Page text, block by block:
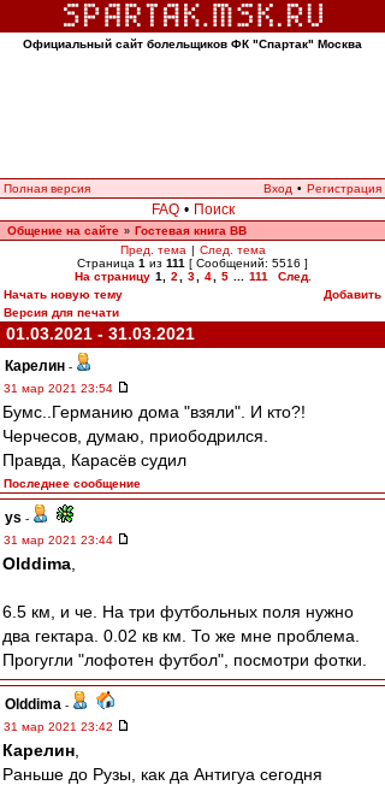
Официальный сайт болельщиков ФК "Спартак" Москва
Полная версия Вход • Регистрация
FAQ • Поиск
Общение на сайте » Гостевая книга ВВ
Пред. тема | След. тема
Страница 1 из 111 [ Сообщений: 5516 ]
На страницу 1 2 3 4 5 111
След.
Начать новую тему
Добавить
Версия для печати
01.03.2021 - 31.03.2021
Карелин -
31 мар 2021 23:54
Бумс..Германию дома "взяли". И кто?!
Черчесов, думаю, приободрился.
Правда, Карасёв судил
Последнее сообщение
ys -
31 мар 2021 23:44
Olddima
6.5 км, и че. На три футбольных поля нужно
два гектара. 0.02 кв км. То же мне проблема.
Прогугли "лофотен футбол", посмотри фотки.
Olddima -
31 мар 2021 23:42
Карелин
Раньше до Рузы, как да Антигуа сегодня